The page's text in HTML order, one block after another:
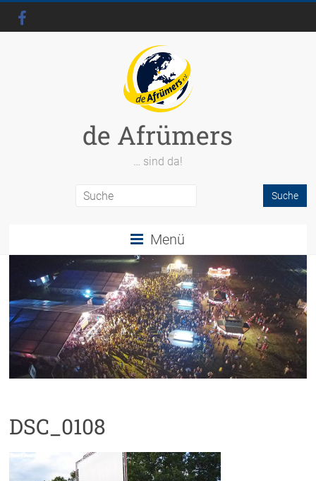
de Afrümers
… sind da!
Menü
DSC_0108